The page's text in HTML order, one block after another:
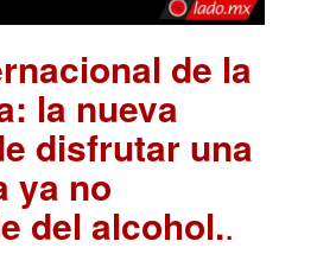
de la
la nueva
disfrutar una
ya no
del alcohol..